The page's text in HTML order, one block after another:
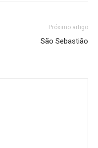
Próximo artigo
São Sebastião